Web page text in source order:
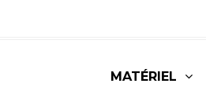
MATÉRIEL